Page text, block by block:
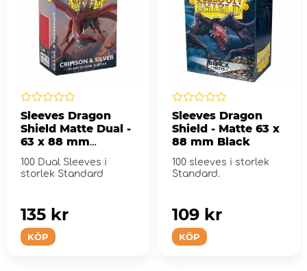
Sleeves Dragon
Shield Matte Dual -
63 x 88 mm
100 Dual Sleeves i
storlek Standard
KÖP
135 kr
Sleeves Dragon
Shield - Matte 63 x
88 mm Black
100 sleeves i storlek
Standard.
KÖP
109 kr